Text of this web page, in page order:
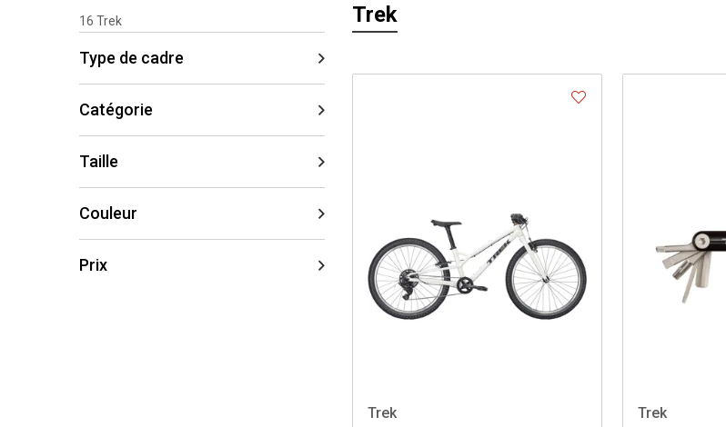
16 Trek
Type de cadre
Catégorie
Taille
Couleur
Prix
Trek
Trek
Trek